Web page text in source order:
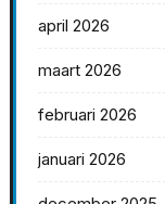
april 2026
maart 2026
februari 2026
januari 2026